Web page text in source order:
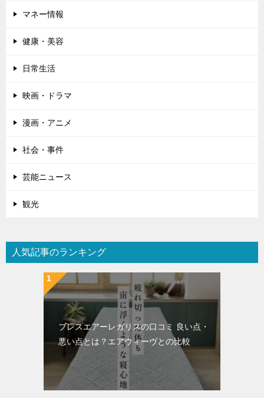
マネー情報
健康・美容
日常生活
映画・ドラマ
漫画・アニメ
社会・事件
芸能ニュース
観光
人気記事のランキング
ブレスエアーレガリスの口コミ 良い点・
悪い点とは？エアウィーヴとの比較